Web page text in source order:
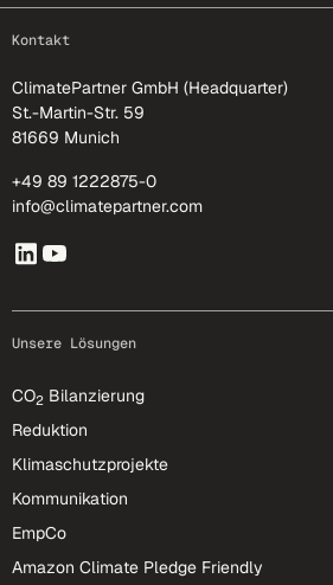
Kontakt
ClimatePartner GmbH (Headquarter)
St.-Martin-Str. 59
81669 Munich
+49 89 1222875-0
info@climatepartner.com
Unsere Lösungen
CO2 Bilanzierung
Reduktion
Klimaschutzprojekte
Kommunikation
EmpCo
Amazon Climate Pledge Friendly